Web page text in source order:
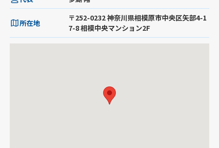
所在地
〒252-0232 神奈川県相模原市中央区矢部4-1
7-8 相模中央マンション2F